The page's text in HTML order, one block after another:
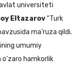
universiteti
Eltazarov“Turk
ma’ruza qildi.
umumiy
hamkorlik